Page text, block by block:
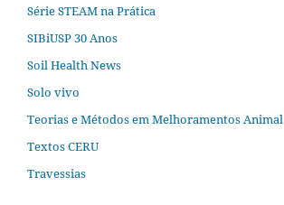
Série STEAM na Prática
SIBiUSP 30 Anos
Soil Health News
Solo vivo
Teorias e Métodos em Melhoramentos Animal
Textos CERU
Travessias